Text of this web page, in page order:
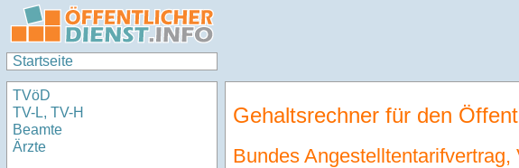
Startseite
TVöD
TV-L, TV-H
Beamte
Ärzte
Gehaltsrechner für den
Bundes